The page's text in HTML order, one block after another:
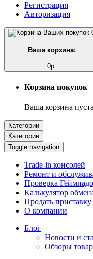
Регистрация
Авторизация
Ваша корзина:
0р.
Корзина покупок
Ваша корзина
Категории
Категории
Toggle navigation
Trade-in консолей
Ремонт и
Проверка
Калькулятор
Продать
О компании
Блог
Новости и
Обзоры